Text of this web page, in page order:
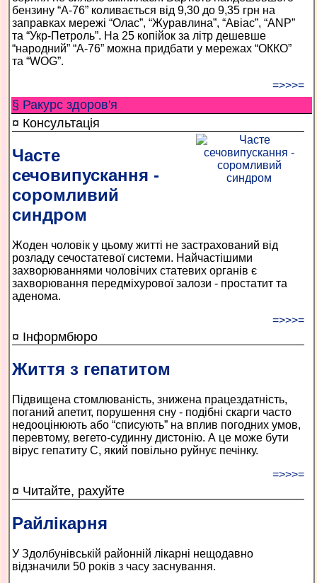
бензину “А-76” коливається від 9,30 до 9,35 грн на
заправках мережі “Олас”, “Журавлина”, “Авіас”, “АNР”
та “Укр-Петроль”. На 25 копійок за літр дешевше
“народний” “А-76” можна придбати у мережах “ОККО”
та “WOG”.
=>>>=
§ Ракурс здоров'я
¤ Консультація
Часте
сечовипускання -
соромливий
синдром
Жоден чоловік у цьому житті не застрахований від
розладу сечостатевої системи. Найчастішими
захворюваннями чоловічих статевих органів є
захворювання передміхурової залози - простатит та
аденома.
=>>>=
¤ Інформбюро
Життя з гепатитом
Підвищена стомлюваність, знижена працездатність,
поганий апетит, порушення сну - подібні скарги часто
недооцінюють або “списують” на вплив погодних умов,
перевтому, вегето-судинну дистонію. А це може бути
вірус гепатиту С, який повільно руйнує печінку.
=>>>=
¤ Читайте, рахуйте
Райлікарня
У Здолбунівській районній лікарні нещодавно
відзначили 50 років з часу заснування.